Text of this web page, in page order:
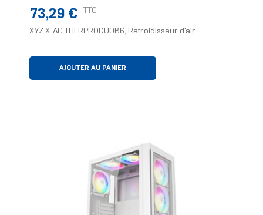
Refroidisseur D'air
Prix
73,29 € TTC
XYZ X-AC-THERPRODUOB6, Refroidisseur d'air
AJOUTER AU PANIER